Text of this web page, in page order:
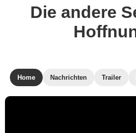
Die andere
Home Nachrichten Trailer